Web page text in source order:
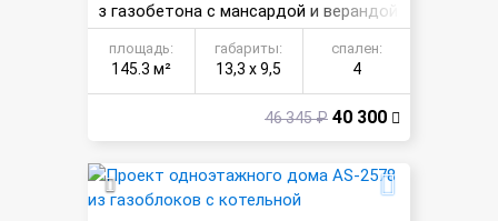
з газобетона с мансардой и верандой
площадь:
145.3 м²
габариты:
13,3 х 9,5
спален:
4
46 345 ₽ 40 300